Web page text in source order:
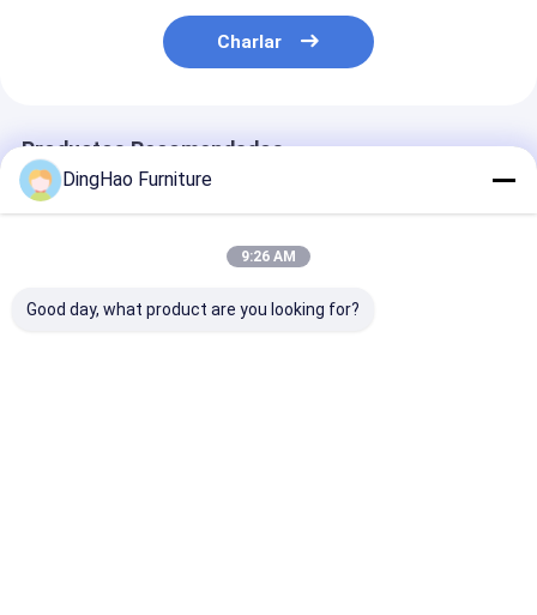
Charlar
Productos Recomendados
DingHao Furniture
9:26 AM
Good day, what product are you looking for?